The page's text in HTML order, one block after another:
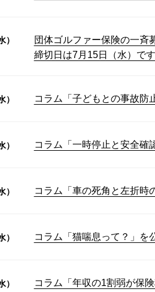
）
団体ゴルファー保険の一斉
締切日は7月15日（水）です
） コラム「子どもとの事故防
） コラム「一時停止と安全確
） コラム「車の死角と左折時
） コラム「猫喘息って？」を
）
コラム「年収の1割弱が保